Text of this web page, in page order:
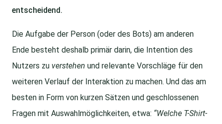
entscheidend.
Die Aufgabe der Person (oder des Bots) am anderen
Ende besteht deshalb primär darin, die Intention des
Nutzers zu verstehen und relevante Vorschläge für den
weiteren Verlauf der Interaktion zu machen. Und das am
besten in Form von kurzen Sätzen und geschlossenen
Fragen mit Auswahlmöglichkeiten, etwa: “Welche T-Shirt-